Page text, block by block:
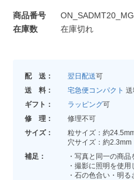
商品番号
在庫数
在庫切れ
配 送： 翌日配送可
送 料：
宅急便コンパクト
ギフト：
ラッピング可
修 理：
修理不可
サイズ：
粒サイズ：約
穴サイズ：約2.3mm
補足：
・写真と同一の商品
・撮影に照明を使用
・石の色合い・明